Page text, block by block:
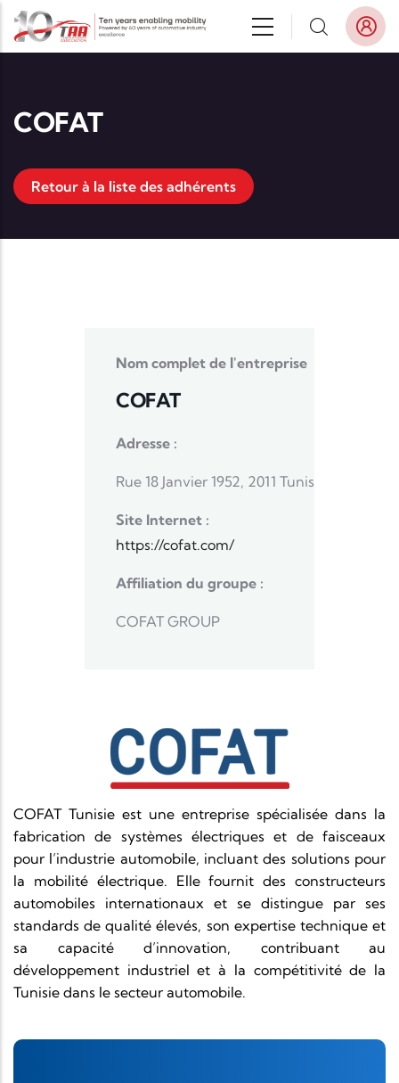
Aller au contenu principal
COFAT
Retour à la liste des adhérents
Nom complet de l'entreprise
COFAT
Adresse :
Rue 18 Janvier 1952, 2011 Tunis
Site Internet :
https://cofat.com/
Affiliation du groupe :
COFAT GROUP
COFAT Tunisie est une entreprise spécialisée dans la
fabrication de systèmes électriques et de faisceaux
pour l’industrie automobile, incluant des solutions pour
la mobilité électrique. Elle fournit des constructeurs
automobiles internationaux et se distingue par ses
standards de qualité élevés, son expertise technique et
sa capacité d’innovation, contribuant au
développement industriel et à la compétitivité de la
Tunisie dans le secteur automobile.